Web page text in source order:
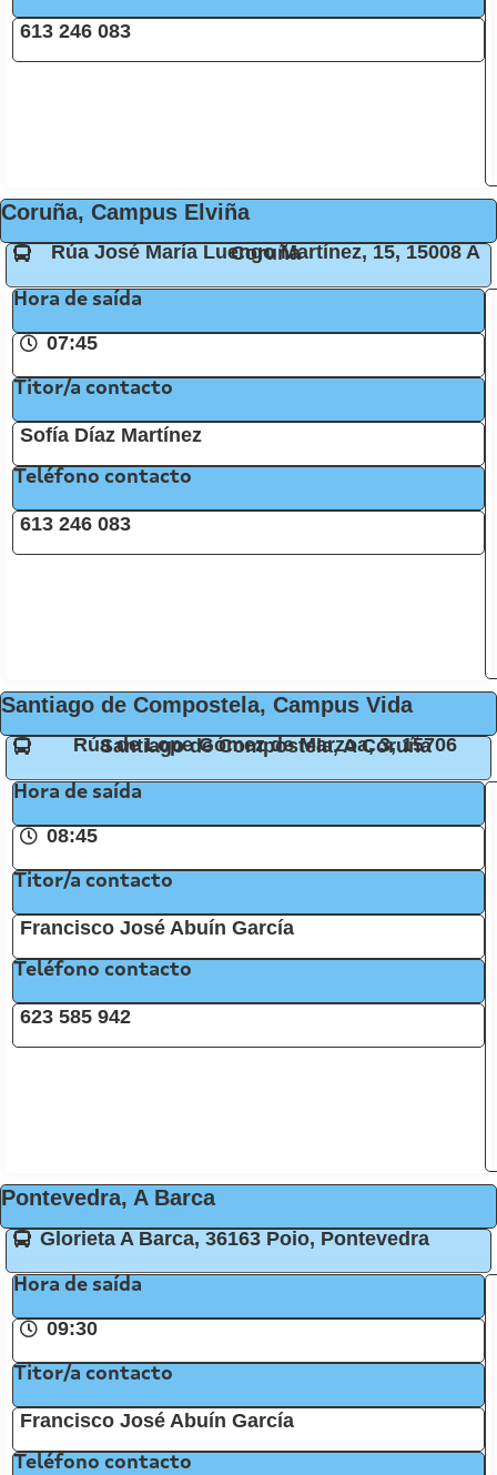
613 246 083
Coruña, Campus Elviña
Rúa José María Luengo Martínez, 15, 15008 A Coruña
Hora de saída
07:45
Titor/a contacto
Sofía Díaz Martínez
Teléfono contacto
613 246 083
Santiago de Compostela, Campus Vida
Rúa de Lope Gómez de Marzoa, 3, 15706 Santiago de Compostela, A Coruña
Hora de saída
08:45
Titor/a contacto
Francisco José Abuín García
Teléfono contacto
623 585 942
Pontevedra, A Barca
Glorieta A Barca, 36163 Poio, Pontevedra
Hora de saída
09:30
Titor/a contacto
Francisco José Abuín García
Teléfono contacto